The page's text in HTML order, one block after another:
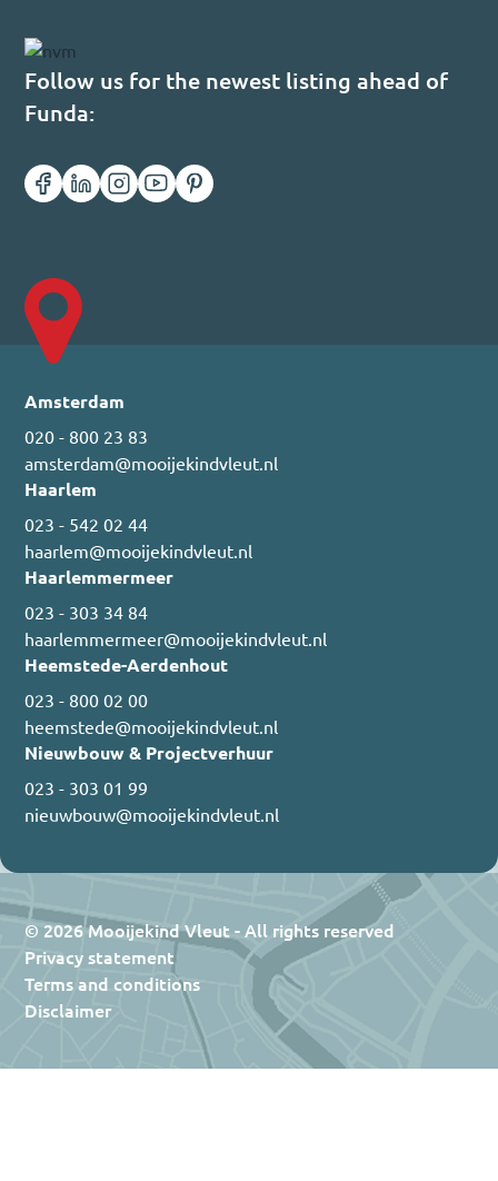
Follow us for the newest listing ahead of
Funda:
Amsterdam
020 - 800 23 83
amsterdam@mooijekindvleut.nl
Haarlem
023 - 542 02 44
haarlem@mooijekindvleut.nl
Haarlemmermeer
023 - 303 34 84
haarlemmermeer@mooijekindvleut.nl
Heemstede-Aerdenhout
023 - 800 02 00
heemstede@mooijekindvleut.nl
Nieuwbouw & Projectverhuur
023 - 303 01 99
nieuwbouw@mooijekindvleut.nl
© 2026 Mooijekind Vleut - All rights reserved
Privacy statement
Terms and conditions
Disclaimer